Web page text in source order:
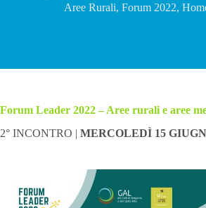
Aree Rurali,Forum 2022,
Forum Leader 2022 – Aree rurali e aree
2° INCONTRO | MERCOLEDÌ 15